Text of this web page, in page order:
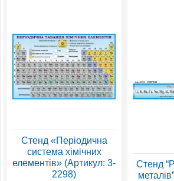
Стенд «Періодична
система хімічних
елементів» (Артикул: 3-
2298)
Стенд